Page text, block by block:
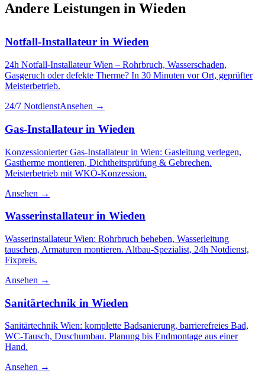
Andere Leistungen in Wieden
Notfall-Installateur in Wieden
24h Notfall-Installateur Wien – Rohrbruch, Wasserschaden,
Gasgeruch oder defekte Therme? In 30 Minuten vor Ort, geprüfter
Meisterbetrieb.
24/7 NotdienstAnsehen →
Gas-Installateur in Wieden
Konzessionierter Gas-Installateur in Wien: Gasleitung verlegen,
Gastherme montieren, Dichtheitsprüfung & Gebrechen.
Meisterbetrieb mit WKÖ-Konzession.
Ansehen →
Wasserinstallateur in Wieden
Wasserinstallateur Wien: Rohrbruch beheben, Wasserleitung
tauschen, Armaturen montieren. Altbau-Spezialist, 24h Notdienst,
Fixpreis.
Ansehen →
Sanitärtechnik in Wieden
Sanitärtechnik Wien: komplette Badsanierung, barrierefreies Bad,
WC-Tausch, Duschumbau. Planung bis Endmontage aus einer
Hand.
Ansehen →